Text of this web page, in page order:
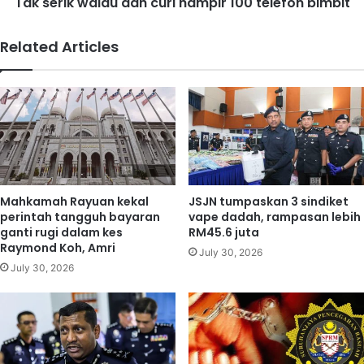
s
L
a
n
g
k
a
h
S
h
e
r
a
t
o
S
a
u
d
a
h
c
u
r
i
h
a
m
p
r
1
t
e
Related Articles
Mahkamah Rayuan kekal
perintah tangguh bayaran
ganti rugi dalam kes
Raymond Koh, Amri
July 30, 2026
JSJN tumpaskan 3 sindiket
vape dadah, rampasan lebih
RM45.6 juta
July 30, 2026